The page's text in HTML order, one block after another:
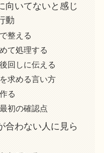
向いてないと感じ
動
整える
て処理する
回しに伝える
求める言い方
る
初の確認点
合わない人に見ら